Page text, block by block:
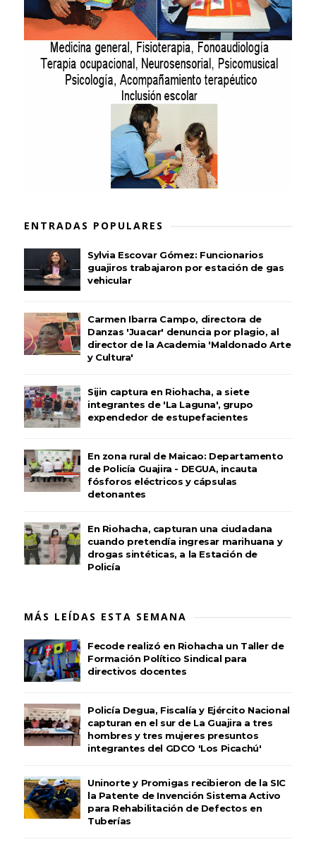
ENTRADAS POPULARES
Sylvia Escovar Gómez: Funcionarios
guajiros trabajaron por estación de gas
vehicular
Carmen Ibarra Campo, directora de
Danzas 'Juacar' denuncia por plagio, al
director de la Academia 'Maldonado Arte
y Cultura'
Sijin captura en Riohacha, a siete
integrantes de 'La Laguna', grupo
expendedor de estupefacientes
En zona rural de Maicao: Departamento
de Policía Guajira - DEGUA, incauta
fósforos eléctricos y cápsulas
detonantes
En Riohacha, capturan una ciudadana
cuando pretendía ingresar marihuana y
drogas sintéticas, a la Estación de
Policía
MÁS LEÍDAS ESTA SEMANA
Fecode realizó en Riohacha un Taller de
Formación Político Sindical para
directivos docentes
Policía Degua, Fiscalía y Ejército Nacional
capturan en el sur de La Guajira a tres
hombres y tres mujeres presuntos
integrantes del GDCO 'Los Picachú'
Uninorte y Promigas recibieron de la SIC
la Patente de Invención Sistema Activo
para Rehabilitación de Defectos en
Tuberías